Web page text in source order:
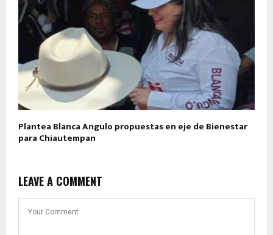
Plantea Blanca Angulo propuestas en eje de Bienestar
para Chiautempan
LEAVE A COMMENT